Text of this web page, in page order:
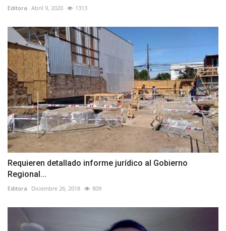
Editora Abril 9, 2020 1313
Requieren detallado informe jurídico al Gobierno
Regional...
Editora Diciembre 26, 2018 809